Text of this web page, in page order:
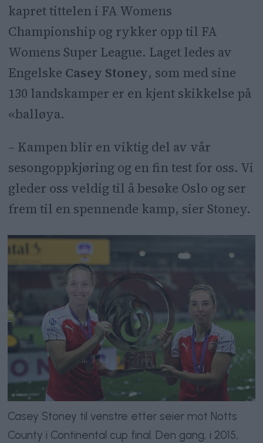
kapret tittelen i FA Womens
Championship og rykker opp til FA
Womens Super League. Laget ledes av
Engelske Casey Stoney, som med sine
130 landskamper er en kjent skikkelse på
«balløya.
– Kampen blir en viktig del av vår
sesongoppkjøring og en fin test for oss. Vi
gleder oss veldig til å besøke Oslo og ser
frem til en spennende kamp, sier Stoney.
Casey Stoney til venstre etter seier mot Notts
County i Continental cup final. Den gang, i 2015,